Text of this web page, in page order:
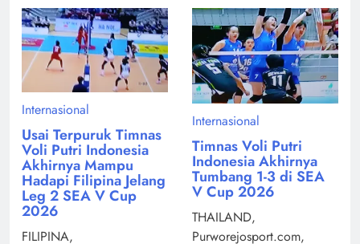
Internasional
Usai Terpuruk Timnas
Voli Putri Indonesia
Akhirnya Mampu
Hadapi Filipina Jelang
Leg 2 SEA V Cup
2026
FILIPINA,
Internasional
Timnas Voli Putri
Indonesia Akhirnya
Tumbang 1-3 di SEA
V Cup 2026
THAILAND,
Purworejosport.com,